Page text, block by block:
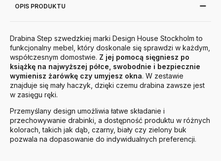
OPIS PRODUKTU
Drabina Step szwedzkiej marki Design House Stockholm to
funkcjonalny mebel, który doskonale się sprawdzi w każdym,
współczesnym domostwie. Z jej pomocą sięgniesz po
książkę na najwyższej półce , swobodnie i bezpiecznie
wymienisz żarówkę czy umyjesz okna. W zestawie
znajduje się mały haczyk, dzięki czemu drabina zawsze jest
w zasięgu ręki.
Przemyślany design umożliwia łatwe składanie i
przechowywanie drabinki, a dostępność produktu w różnych
kolorach, takich jak dąb, czarny, biały czy zielony buk
pozwala na dopasowanie do indywidualnych preferencji.